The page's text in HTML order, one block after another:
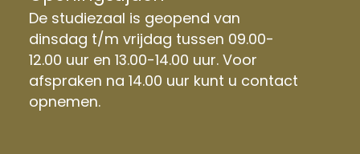
De studiezaal is geopend van
dinsdag t/m vrijdag tussen 09.00-
12.00 uur en 13.00-14.00 uur. Voor
afspraken na 14.00 uur kunt u contact
opnemen.